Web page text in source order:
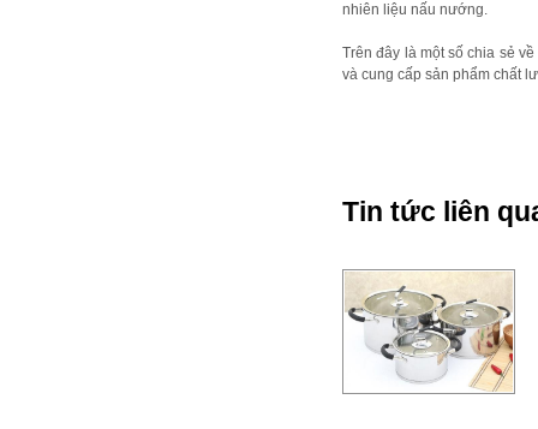
nhiên liệu nấu nướng.
Trên đây là một số chia sẻ
và cung cấp sản phẩm chất
Tin tức liên